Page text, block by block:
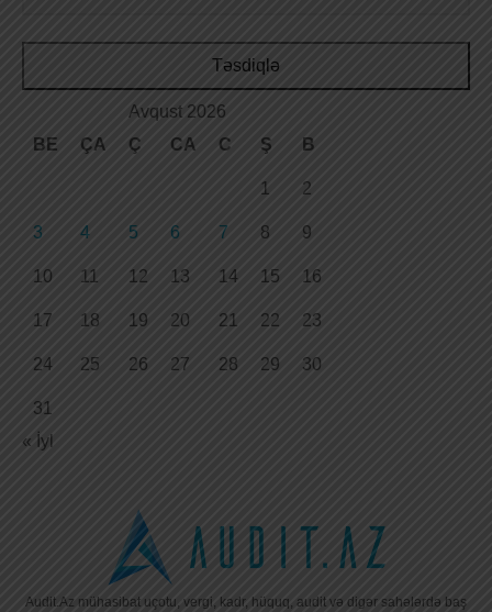
Təsdiqlə
Avqust 2026
BE
ÇA Ç CA C Ş B
1 2
3 4 5 6 7 8 9
10 11 12 13 14 15 16
17 18 19 20 21 22 23
24 25 26 27 28 29 30
31
« İyl
Audit.Az mühasibat uçotu, vergi, kadr, hüquq, audit və digər sahələrdə baş